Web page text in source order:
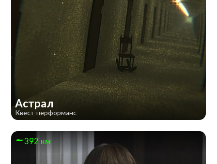
Астрал
Квест-перформанс
392 км